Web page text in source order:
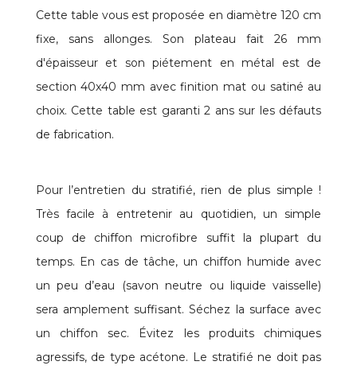
Cette table vous est proposée en diamètre 120 cm
fixe, sans allonges. Son plateau fait 26 mm
d'épaisseur et son piétement en métal est de
section 40x40 mm avec finition mat ou satiné au
choix. Cette table est garanti 2 ans sur les défauts
de fabrication.
Pour l’entretien du stratifié, rien de plus simple !
Très facile à entretenir au quotidien, un simple
coup de chiffon microfibre suffit la plupart du
temps. En cas de tâche, un chiffon humide avec
un peu d’eau (savon neutre ou liquide vaisselle)
sera amplement suffisant. Séchez la surface avec
un chiffon sec. Évitez les produits chimiques
agressifs, de type acétone. Le stratifié ne doit pas